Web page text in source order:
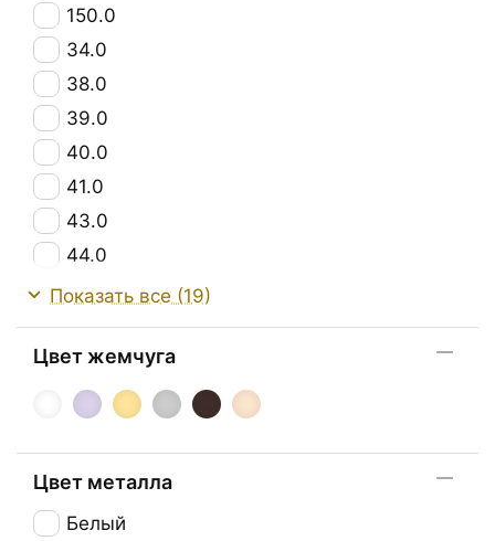
150.0
34.0
38.0
39.0
40.0
41.0
43.0
44.0
45.0
48.0
49.0
50.0
70.0
80.0
87.0
88.0
Показать все (19)
Цвет жемчуга
Цвет металла
Белый